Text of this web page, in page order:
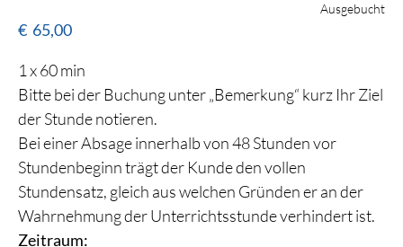
Ausgebucht
€ 65,00
1 x 60 min
Bitte bei der Buchung unter „Bemerkung“ kurz Ihr Ziel
der Stunde notieren.
Bei einer Absage innerhalb von 48 Stunden vor
Stundenbeginn trägt der Kunde den vollen
Stundensatz, gleich aus welchen Gründen er an der
Wahrnehmung der Unterrichtsstunde verhindert ist.
Zeitraum: